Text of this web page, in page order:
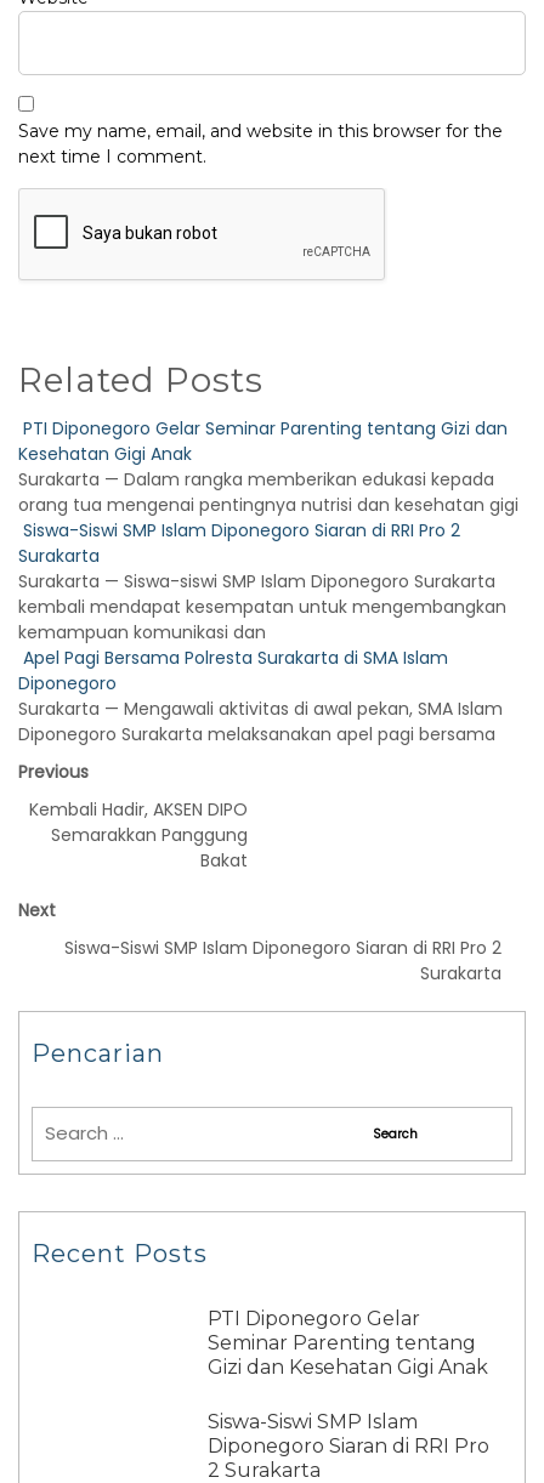
Save my name, email, and website in this browser for the
next time I comment.
Related Posts
PTI Diponegoro Gelar Seminar Parenting tentang Gizi dan
Kesehatan Gigi Anak
Surakarta — Dalam rangka memberikan edukasi kepada
orang tua mengenai pentingnya nutrisi dan kesehatan gigi
Siswa-Siswi SMP Islam Diponegoro Siaran di RRI Pro 2
Surakarta
Surakarta — Siswa-siswi SMP Islam Diponegoro Surakarta
kembali mendapat kesempatan untuk mengembangkan
kemampuan komunikasi dan
Apel Pagi Bersama Polresta Surakarta di SMA Islam
Diponegoro
Surakarta — Mengawali aktivitas di awal pekan, SMA Islam
Diponegoro Surakarta melaksanakan apel pagi bersama
Previous
Kembali Hadir, AKSEN DIPO
Semarakkan Panggung
Bakat
Next
Siswa-Siswi SMP Islam Diponegoro Siaran di RRI Pro 2
Surakarta
Pencarian
Recent Posts
PTI Diponegoro Gelar
Seminar Parenting tentang
Gizi dan Kesehatan Gigi Anak
Siswa-Siswi SMP Islam
Diponegoro Siaran di RRI Pro
2 Surakarta